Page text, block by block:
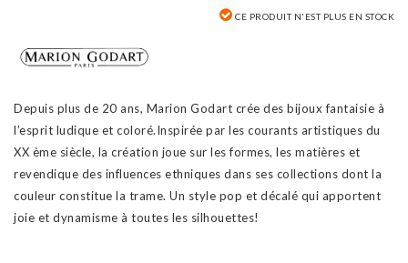
CE PRODUIT N'EST PLUS EN STOCK
Depuis plus de 20 ans, Marion Godart crée des bijoux fantaisie à
l’esprit ludique et coloré.Inspirée par les courants artistiques du
XX ème siècle, la création joue sur les formes, les matières et
revendique des influences ethniques dans ses collections dont la
couleur constitue la trame. Un style pop et décalé qui apportent
joie et dynamisme à toutes les silhouettes!